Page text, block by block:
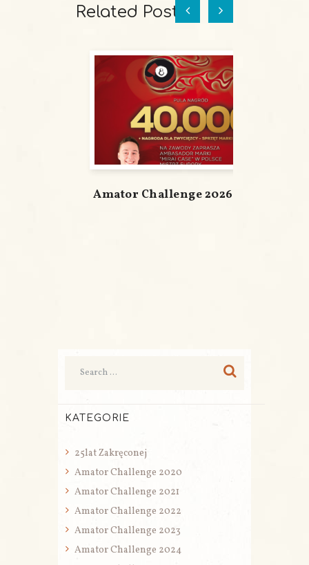
Related Posts
Amator Challenge 2026
KATEGORIE
25lat Zakręconej
Amator Challenge 2020
Amator Challenge 2021
Amator Challenge 2022
Amator Challenge 2023
Amator Challenge 2024